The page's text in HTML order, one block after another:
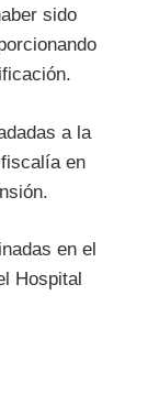
sido
a la
en
en el
Hospital